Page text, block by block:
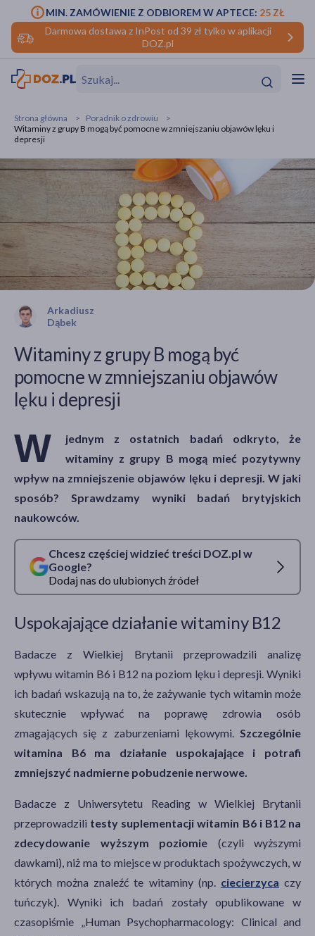
Darmowa dostawa z InPost od 39 zł tylko w aplikacji
DOZ.pl
MIN. ZAMÓWIENIE Z ODBIOREM W APTECE: 25 ZŁ
Hit
Hit
Hit
makijażu
Hit
Strona główna
Poradnik o zdrowiu
Witaminy z grupy B mogą być pomocne w zmniejszaniu objawów lęku i
depresji
Arkadiusz
Dąbek
Witaminy z grupy B mogą być
pomocne w zmniejszaniu objawów
lęku i depresji
W
jednym z ostatnich badań odkryto, że
witaminy z grupy B mogą mieć pozytywny
wpływ na zmniejszenie objawów lęku i depresji. W jaki
sposób? Sprawdzamy wyniki badań brytyjskich
naukowców.
Chcesz częściej widzieć treści DOZ.pl w
Google?
Dodaj nas do ulubionych źródeł
Uspokajające działanie witaminy B12
Badacze z Wielkiej Brytanii przeprowadzili analizę
wpływu witamin B6 i B12 na poziom lęku i depresji. Wyniki
ich badań wskazują na to, że zażywanie tych witamin może
skutecznie wpływać na poprawę zdrowia osób
zmagających się z zaburzeniami lękowymi. Szczególnie
witamina B6 ma działanie uspokajające i potrafi
zmniejszyć nadmierne pobudzenie nerwowe.
Badacze z Uniwersytetu Reading w Wielkiej Brytanii
przeprowadzili testy suplementacji witamin B6 i B12 na
zdecydowanie wyższym poziomie (czyli wyższymi
dawkami), niż ma to miejsce w produktach spożywczych, w
których można znaleźć te witaminy (np. ciecierzyca czy
tuńczyk). Wyniki ich badań zostały opublikowane w
czasopiśmie „Human Psychopharmacology: Clinical and